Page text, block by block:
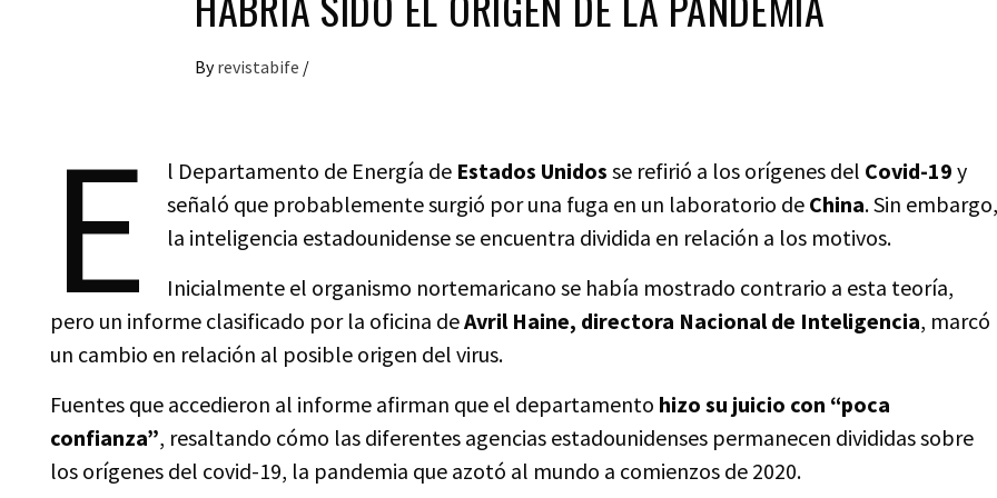
By revistabife /
E l Departamento de Energía de Estados Unidos se refirió a los orígenes del Covid-19 y
señaló que probablemente surgió por una fuga en un laboratorio de China. Sin embargo,
la inteligencia estadounidense se encuentra dividida en relación a los motivos.
Inicialmente el organismo nortemaricano se había mostrado contrario a esta teoría,
pero un informe clasificado por la oficina deAvril Haine, directora Nacional de Inteligencia, marcó
un cambio en relación al posible origen del virus.
Fuentes que accedieron al informe afirman que el departamento hizo su juicio con “poca
confianza”, resaltando cómo las diferentes agencias estadounidenses permanecen divididas sobre
los orígenes del covid-19, la pandemia que azotó al mundo a comienzos de 2020.